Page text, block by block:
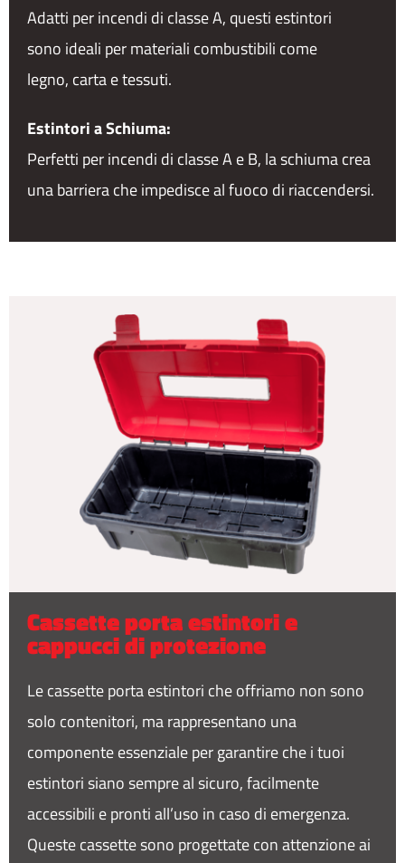
Adatti per incendi di classe A, questi estintori
sono ideali per materiali combustibili come
legno, carta e tessuti.
Estintori a Schiuma:
Perfetti per incendi di classe A e B, la schiuma crea
una barriera che impedisce al fuoco di riaccendersi.
Cassette porta estintori e
cappucci di protezione
Le cassette porta estintori che offriamo non sono
solo contenitori, ma rappresentano una
componente essenziale per garantire che i tuoi
estintori siano sempre al sicuro, facilmente
accessibili e pronti all’uso in caso di emergenza.
Queste cassette sono progettate con attenzione ai